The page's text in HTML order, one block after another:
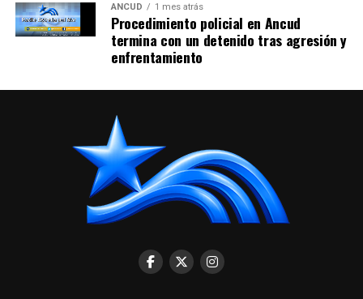
ANCUD 1 mes atrás
Procedimiento policial en Ancud
termina con un detenido tras agresión y
enfrentamiento